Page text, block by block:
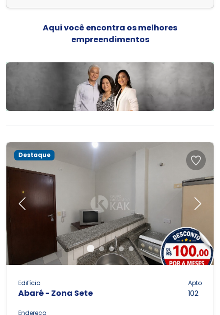
Aqui você encontra os melhores
empreendimentos
Previous Next
Destaque
Edifício
Abaré - Zona Sete
Apto
102
Endereço